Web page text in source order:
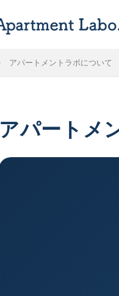
アパートメントラボについて
アパートメ